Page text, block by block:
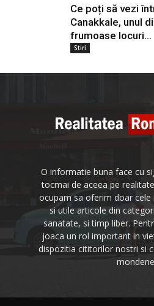
Ce poți să vezi
Canakkale, unul
frumoase locuri...
Stiri
O informatie buna face cu
tocmai de aceea pe
ocupam sa oferim doar
si utile articole din
sanatate, si timp liber.
joaca un rol important in
dispozitia cititorilor nostri si